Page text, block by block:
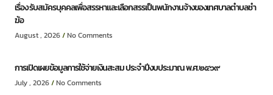
เรื่อง รับสมัครบุคคลเพื่อสรรหาและเลือกสรรเป็นพนักงานจ้างของเทศบาลตำบลชำ
ฆ้อ
August , 2026 No Comments
การเปิดเผยข้อมูลการใช้จ่ายเงินสะสม ประจำปีงบประมาณ พ.ศ.๒๕๖๙
July , 2026 No Comments